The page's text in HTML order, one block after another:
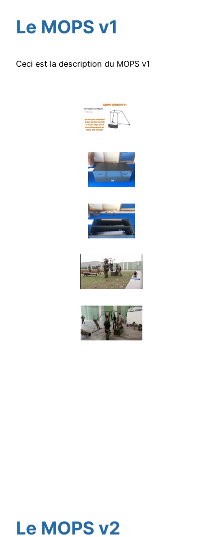
Le MOPS v1
Ceci est la description du MOPS v1
Le MOPS v2